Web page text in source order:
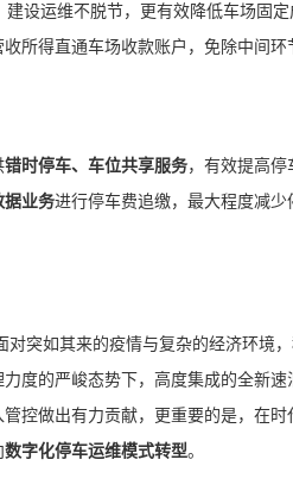
建设运维不脱节，更有效降低车场固
所得直通车场收款账户，免除中间环
错时停车、车位共享服务，有效提高
据业务进行停车费追缴，最大程度减少
对突如其来的疫情与复杂的经济环境
度的严峻态势下，高度集成的全新
控做出有力贡献，更重要的是，在
数字化停车运维模式转型。